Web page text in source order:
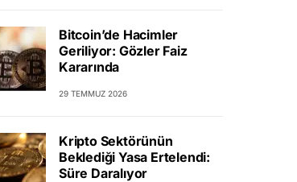
Bitcoin’de Hacimler
Geriliyor: Gözler Faiz
Kararında
29 TEMMUZ 2026
Kripto Sektörünün
Beklediği Yasa Ertelendi:
Süre Daralıyor